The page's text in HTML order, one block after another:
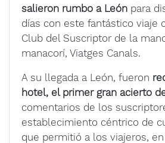
salieron rumbo a León para
días con este fantástico viaje
Club del Suscriptor de la
manacorí, Viatges Canals.
A su llegada a León, fueron
hotel, el primer gran acierto
comentarios de los
establecimiento céntrico de
que permitió a los viajeros,